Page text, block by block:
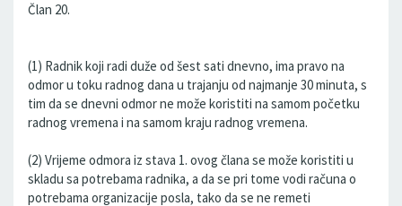
Član 20.
(1) Radnik koji radi duže od šest sati dnevno, ima pravo na
odmor u toku radnog dana u trajanju od najmanje 30 minuta, s
tim da se dnevni odmor ne može koristiti na samom početku
radnog vremena i na samom kraju radnog vremena.
(2) Vrijeme odmora iz stava 1. ovog člana se može koristiti u
skladu sa potrebama radnika, a da se pri tome vodi računa o
potrebama organizacije posla, tako da se ne remeti